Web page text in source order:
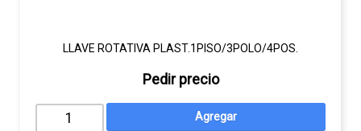
LLAVE ROTATIVA PLAST.1PISO/3POLO/4POS.
Pedir precio